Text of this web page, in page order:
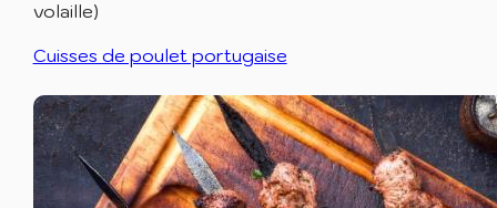
volaille)
Cuisses de poulet portugaise